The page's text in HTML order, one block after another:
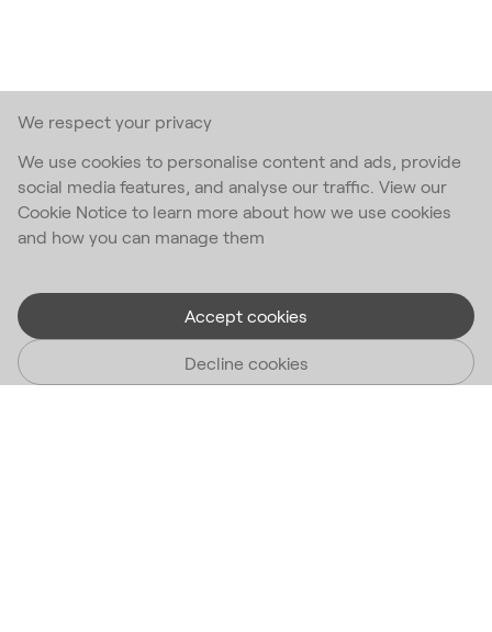
We respect your privacy
We use cookies to personalise content and ads, provide
social media features, and analyse our traffic. View our
Cookie Notice to learn more about how we use cookies
and how you can manage them
Accept cookies
Decline cookies